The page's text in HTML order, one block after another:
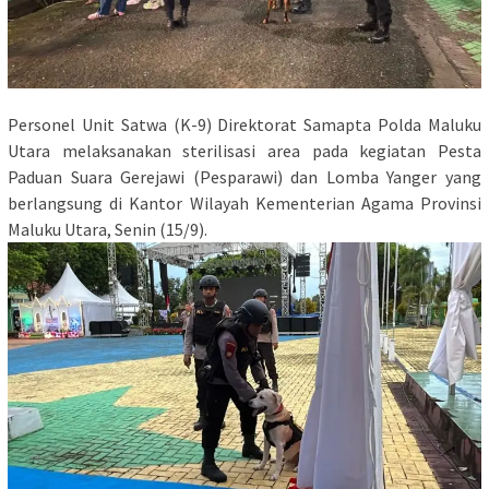
Personel Unit Satwa (K-9) Direktorat Samapta Polda Maluku
Utara melaksanakan sterilisasi area pada kegiatan Pesta
Paduan Suara Gerejawi (Pesparawi) dan Lomba Yanger yang
berlangsung di Kantor Wilayah Kementerian Agama Provinsi
Maluku Utara, Senin (15/9).